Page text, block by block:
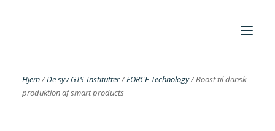
Foreningen
Hjem/De syv GTS-Institutter/FORCE Technology/Boost til dansk
produktion af smart products